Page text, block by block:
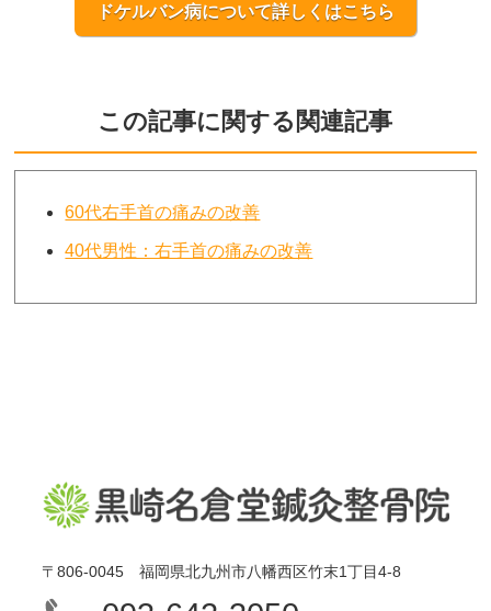
ドケルバン病について詳しくはこちら
この記事に関する関連記事
60代右手首の痛みの改善
40代男性：右手首の痛みの改善
〒806-0045 福岡県北九州市八幡西区竹末1丁目4-8